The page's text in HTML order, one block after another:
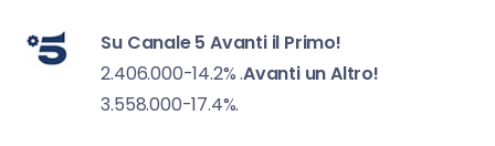
Su Canale 5 Avanti il Primo!
2.406.000-14.2% .Avanti un Altro!
3.558.000-17.4%.